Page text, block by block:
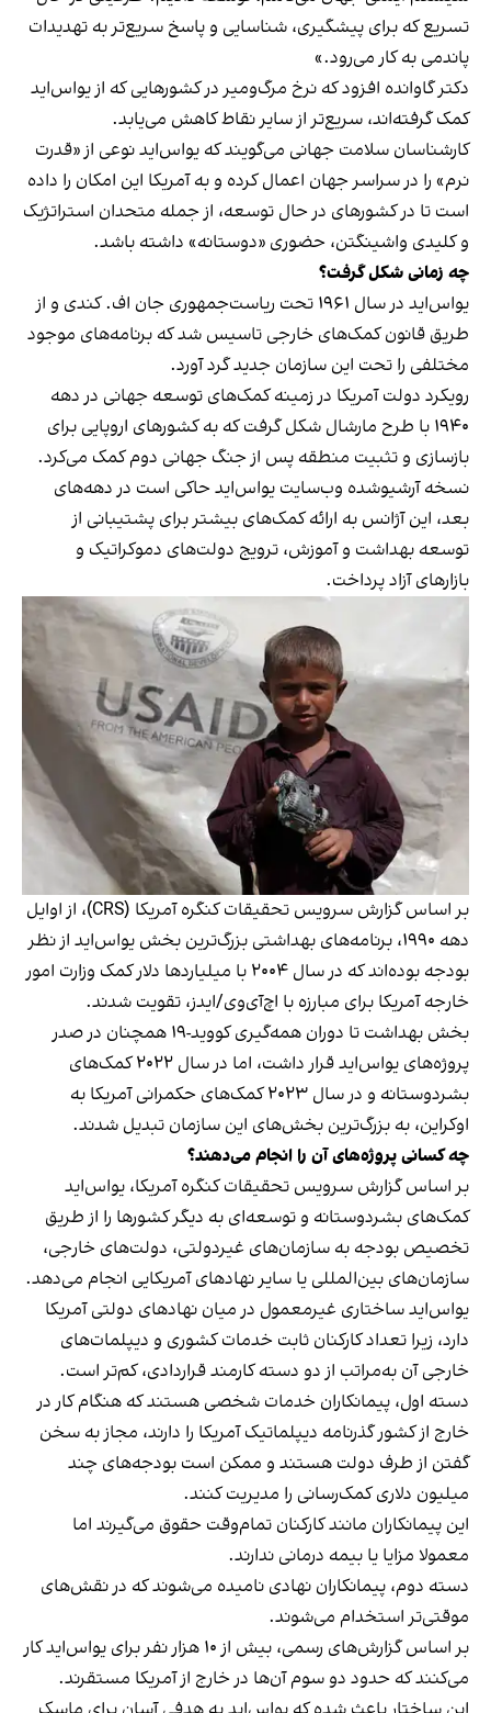
تسریع که برای پیشگیری، شناسایی و پاسخ سریع‌تر به تهدیدات
پاندمی به کار می‌رود.»
دکتر گاوانده افزود که نرخ مرگ‌ومیر در کشورهایی که از یو‌اس‌اید
کمک گرفته‌اند، سریع‌تر از سایر نقاط کاهش می‌یابد.
کارشناسان سلامت جهانی می‌گویند که یو‌اس‌اید نوعی از «قدرت
نرم» را در سراسر جهان اعمال کرده و به آمریکا این امکان را داده
است تا در کشورهای در حال توسعه، از جمله متحدان استراتژیک
و کلیدی واشینگتن، حضوری «دوستانه» داشته باشد.
چه زمانی شکل گرفت؟
یو‌اس‌اید در سال ۱۹۶۱ تحت ریاست‌جمهوری جان اف. کندی و از
طریق قانون کمک‌های خارجی تاسیس شد که برنامه‌های موجود
مختلفی را تحت این سازمان جدید گرد آورد.
رویکرد دولت آمریکا در زمینه کمک‌های توسعه جهانی در دهه
۱۹۴۰ با طرح مارشال شکل گرفت که به کشورهای اروپایی برای
بازسازی و تثبیت منطقه پس از جنگ جهانی دوم کمک می‌کرد.
نسخه آرشیوشده وب‌سایت یو‌اس‌اید حاکی است در دهه‌های
بعد، این آژانس به ارائه کمک‌های بیشتر برای پشتیبانی از
توسعه بهداشت و آموزش، ترویج دولت‌های دموکراتیک و
بازارهای آزاد پرداخت.
بر اساس گزارش سرویس تحقیقات کنگره آمریکا (CRS)، از اوایل
دهه ۱۹۹۰، برنامه‌های بهداشتی بزرگ‌ترین بخش یو‌اس‌اید از نظر
بودجه بوده‌اند که در سال ۲۰۰۴ با میلیاردها دلار کمک وزارت امور
خارجه آمریکا برای مبارزه با اچ‌آی‌وی/ایدز، تقویت شدند.
بخش بهداشت تا دوران همه‌گیری کووید-۱۹ همچنان در صدر
پروژه‌های یو‌اس‌اید قرار داشت، اما در سال ۲۰۲۲ کمک‌های
بشردوستانه و در سال ۲۰۲۳ کمک‌های حکمرانی آمریکا به
اوکراین، به بزرگ‌ترین بخش‌های این سازمان تبدیل شدند.
چه کسانی پروژه‌های آن را انجام می‌دهند؟
بر اساس گزارش سرویس تحقیقات کنگره آمریکا، یو‌اس‌اید
کمک‌های بشردوستانه و توسعه‌ای به دیگر کشورها را از طریق
تخصیص بودجه به سازمان‌های غیردولتی، دولت‌های خارجی،
سازمان‌های بین‌المللی یا سایر نهادهای آمریکایی انجام می‌دهد.
یو‌اس‌اید ساختاری غیرمعمول در میان نهادهای دولتی آمریکا
دارد، زیرا تعداد کارکنان ثابت خدمات کشوری و دیپلمات‌های
خارجی آن به‌مراتب از دو دسته کارمند قراردادی، کم‌تر است.
دسته اول، پیمانکاران خدمات شخصی هستند که هنگام کار در
خارج از کشور گذرنامه دیپلماتیک آمریکا را دارند، مجاز به سخن
گفتن از طرف دولت هستند و ممکن است بودجه‌های چند
میلیون دلاری کمک‌رسانی را مدیریت کنند.
این پیمانکاران مانند کارکنان تمام‌وقت حقوق می‌گیرند اما
معمولا مزایا یا بیمه درمانی ندارند.
دسته دوم، پیمانکاران نهادی نامیده می‌شوند که در نقش‌های
موقتی‌تر استخدام می‌شوند.
بر اساس گزارش‌های رسمی، بیش از ۱۰ هزار نفر برای یواس‌اید کار
می‌کنند که حدود دو سوم آن‌ها در خارج از آمریکا مستقرند.